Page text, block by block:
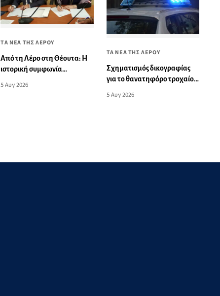
ΤΑ ΝΕΑ ΤΗΣ ΛΕΡΟΥ
Από τη Λέρο στη Θέουτα: Η
ιστορική συμφωνία
δεν επέτρεψε να γίνει πράξη
5 Αυγ 2026
ΤΑ ΝΕΑ ΤΗΣ ΛΕΡΟΥ
Σχηματισμός δικογραφίας
για το θανατηφόρο τροχαίο
5 Αυγ 2026